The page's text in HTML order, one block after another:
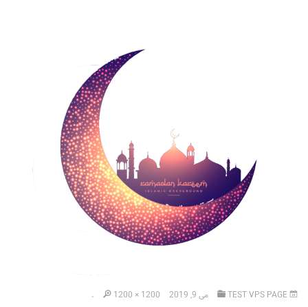
TEST VPS PAGE می 9, 2019 1200 × 1200
.